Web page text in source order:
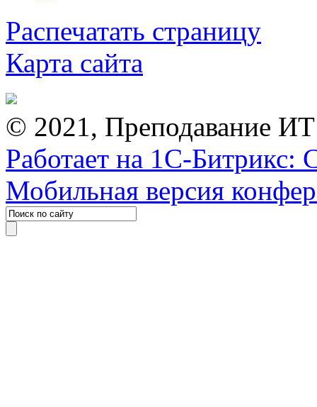
Распечатать страницу
Карта сайта
© 2021, Преподавание
Работает на 1С-Битрикс:
Мобильная версия